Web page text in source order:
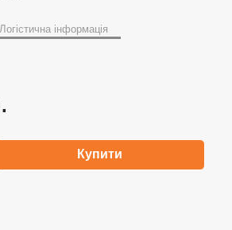
Логістична інформація